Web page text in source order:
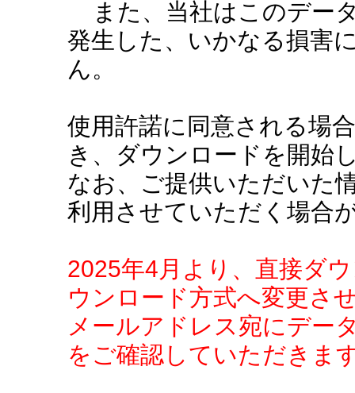
また、当社はこのデー
発生した、いかなる損害
ん。
使用許諾に同意される場
き、ダウンロードを開始
なお、ご提供いただいた
利用させていただく場合
2025年4月より、直接ダ
ウンロード方式へ変更さ
メールアドレス宛にデー
をご確認していただきま